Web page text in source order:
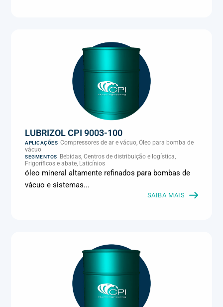
LUBRIZOL CPI 9003-100
APLICAÇÕES Compressores de ar e vácuo, Óleo para bomba de
vácuo
SEGMENTOS
Bebidas, Centros de distribuição e logística,
Frigoríficos e abate, Laticínios
óleo mineral altamente refinados para bombas de
vácuo e sistemas...
SAIBA MAIS